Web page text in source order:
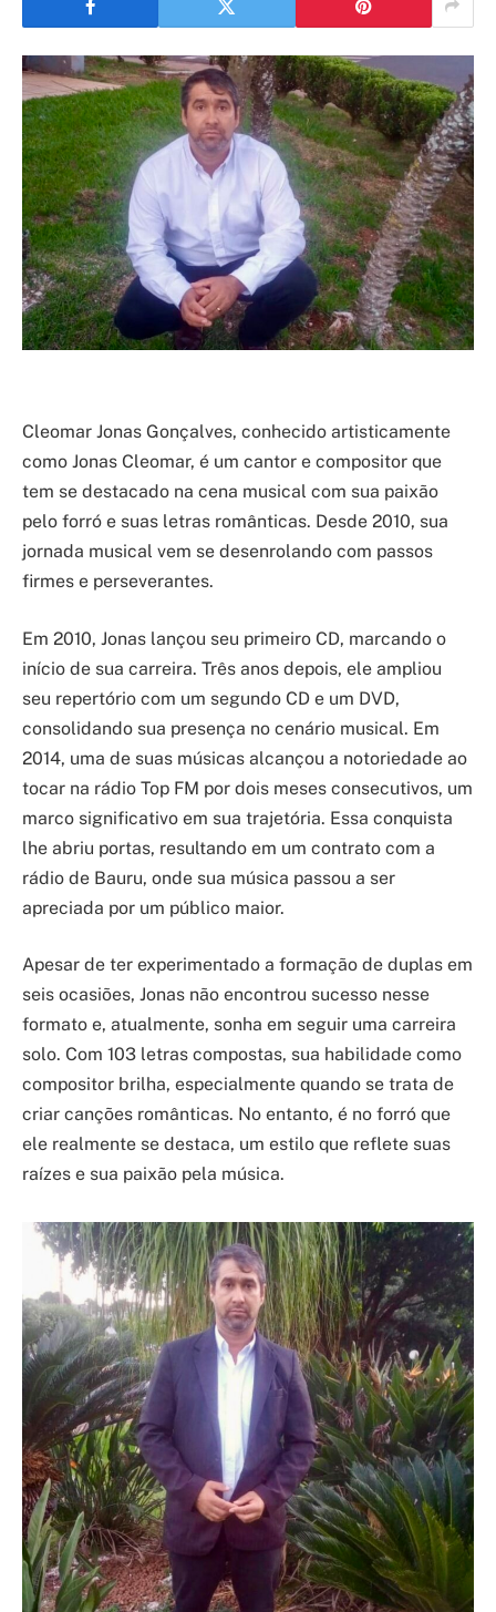
Cleomar Jonas Gonçalves, conhecido artisticamente
como Jonas Cleomar, é um cantor e compositor que
tem se destacado na cena musical com sua paixão
pelo forró e suas letras românticas. Desde 2010, sua
jornada musical vem se desenrolando com passos
firmes e perseverantes.
Em 2010, Jonas lançou seu primeiro CD, marcando o
início de sua carreira. Três anos depois, ele ampliou
seu repertório com um segundo CD e um DVD,
consolidando sua presença no cenário musical. Em
2014, uma de suas músicas alcançou a notoriedade ao
tocar na rádio Top FM por dois meses consecutivos, um
marco significativo em sua trajetória. Essa conquista
lhe abriu portas, resultando em um contrato com a
rádio de Bauru, onde sua música passou a ser
apreciada por um público maior.
Apesar de ter experimentado a formação de duplas em
seis ocasiões, Jonas não encontrou sucesso nesse
formato e, atualmente, sonha em seguir uma carreira
solo. Com 103 letras compostas, sua habilidade como
compositor brilha, especialmente quando se trata de
criar canções românticas. No entanto, é no forró que
ele realmente se destaca, um estilo que reflete suas
raízes e sua paixão pela música.